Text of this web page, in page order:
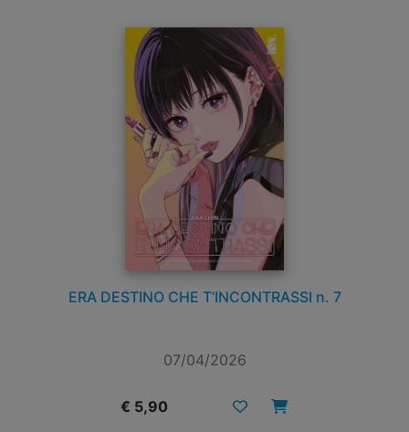
ERA DESTINO CHE T’INCONTRASSI n. 7
07/04/2026
€ 5,90